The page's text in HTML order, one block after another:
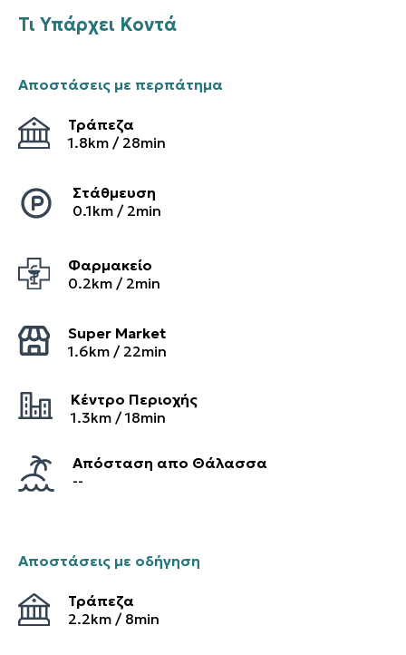
Τι Υπάρχει Κοντά
Αποστάσεις με περπάτημα
Τράπεζα
1.8km / 28min
Στάθμευση
0.1km / 2min
Φαρμακείο
0.2km / 2min
Super Market
1.6km / 22min
Κέντρο Περιοχής
1.3km /18min
Απόσταση απο Θάλασσα
--
Αποστάσεις με οδήγηση
Τράπεζα
2.2km / 8min